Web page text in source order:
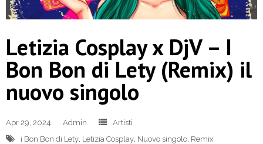
Letizia Cosplay x DjV – I
Bon Bon di Lety (Remix) il
nuovo singolo
Apr 29, 2024 Admin
Artisti
i Bon Bon di Lety Letizia Cosplay Nuovo singolo Remix